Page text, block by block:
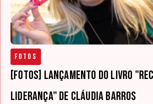
Fotos
[FOTOS] Lançamento do livro
liderança" de Cláudia Barros